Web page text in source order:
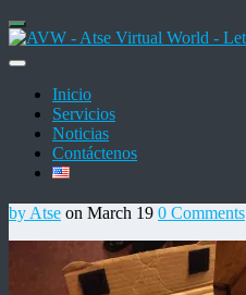
Inicio
Servicios
Noticias
Contáctenos
by Atse on March 19 0 Comments